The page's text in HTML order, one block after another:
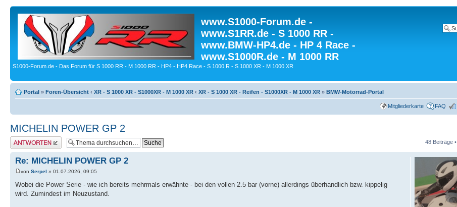
www.S1000-Forum.de -
www.S1RR.de - S 1000 RR -
www.BMW-HP4.de - HP 4 Race -
www.S1000R.de - M 1000 RR
S1000-Forum.de - Das Forum für S 1000 RR - M 1000 RR - HP4 - HP4 Race - S 1000 R - S 1000 XR - M 1000 XR
Portal » Foren-Übersicht ‹ XR - S 1000 XR - S1000XR - M 1000 XR ‹ XR - S 1000 XR - Reifen - S1000XR - M 1000 XR » BMW-Motorrad-Portal
Mitgliederkarte FAQ
MICHELIN POWER GP 2
Antwort erstellen 48 Beiträge •
Re: MICHELIN POWER GP 2
von Serpel » 01.07.2026, 09:05
Wobei die Power Serie - wie ich bereits mehrmals erwähnte - bei den vollen 2.5 bar (vorne) allerdings überhandlich bzw. kippelig
wird. Zumindest im Neuzustand.